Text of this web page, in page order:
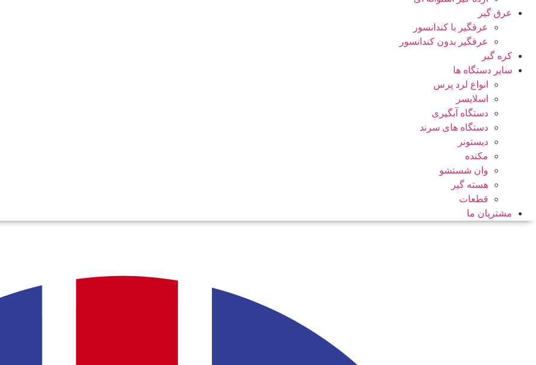
عرق گیر
عرقگیر با کندانسور
عرقگیر بدون کندانسور
کره گیر
سایر دستگاه ها
انواع لرد پرس
اسلایسر
دستگاه آبگیری
دستگاه های سرند
دیستونر
مکنده
وان شستشو
هسته گیر
قطعات
مشتریان ما